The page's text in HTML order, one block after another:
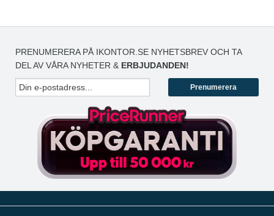
PRENUMERERA PÅ IKONTOR.SE NYHETSBREV OCH TA
DEL AV VÅRA NYHETER & ERBJUDANDEN!
Prenumerera